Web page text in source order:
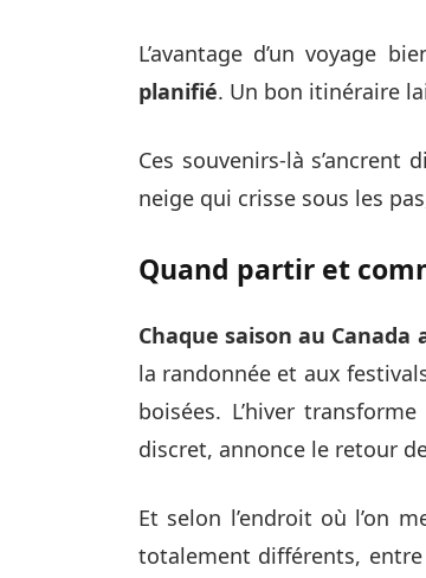
L’avantage d’un voyage
planifié. Un bon itinéraire
Ces souvenirs-là
neige qui crisse sous les
Quand partir et
Chaque saison au Canada
la randonnée et aux
boisées. L’hiver
discret, annonce le retour
Et selon l’endroit où l’on
totalement différents,